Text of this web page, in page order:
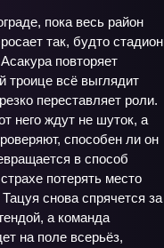
пока весь район
так, будто стадион
повторяет
троице всё выглядит
переставляет роли.
него ждут не шуток, а
способен ли он
в способ
потерять место
снова спрячется за
а команда
на поле всерьёз,